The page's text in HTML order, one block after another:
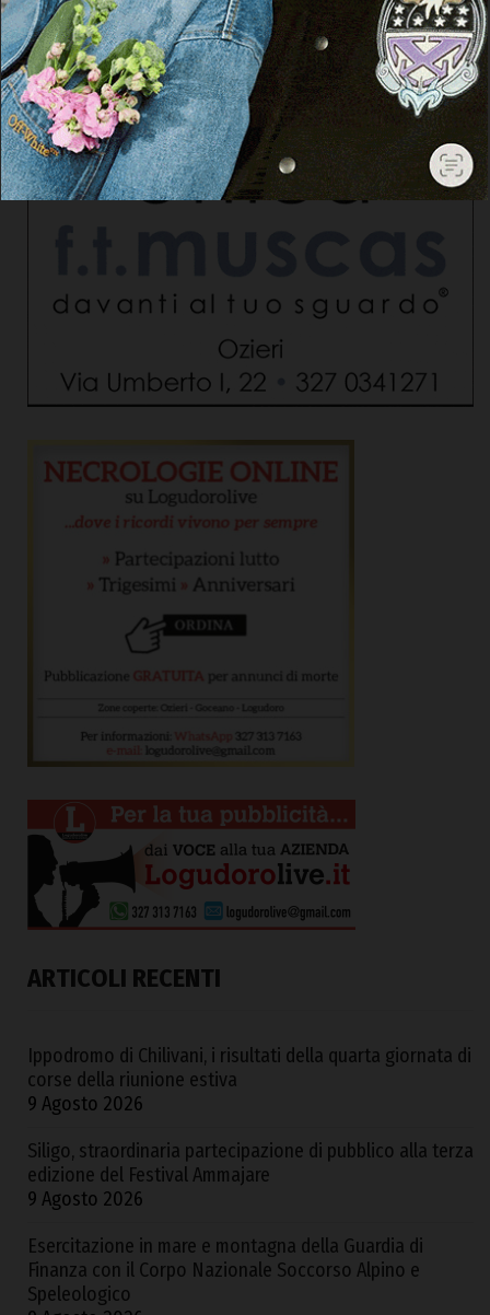
ARTICOLI RECENTI
Ippodromo di Chilivani, i risultati della quarta giornata di
corse della riunione estiva
9 Agosto 2026
Siligo, straordinaria partecipazione di pubblico alla terza
edizione del Festival Ammajare
9 Agosto 2026
Esercitazione in mare e montagna della Guardia di
Finanza con il Corpo Nazionale Soccorso Alpino e
Speleologico